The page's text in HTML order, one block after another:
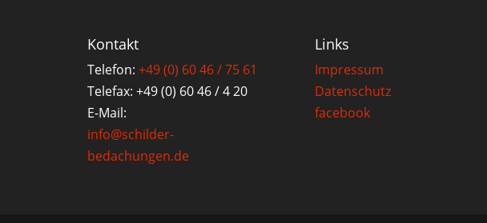
Kontakt
Telefon: +49 (0) 60 46 / 75 61
Telefax: +49 (0) 60 46 / 4 20
E-Mail:
info@schilder-
bedachungen.de
Links
Impressum
Datenschutz
facebook